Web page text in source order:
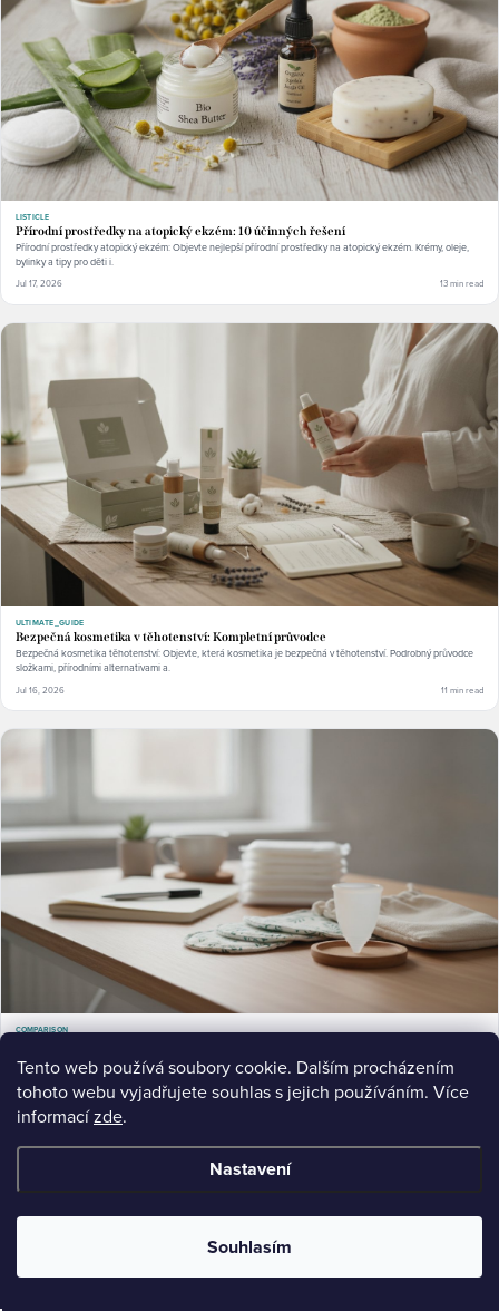
Tento web používá soubory cookie. Dalším procházením
tohoto webu vyjadřujete souhlas s jejich používáním. Více
informacízde.
Nastavení
Souhlasím
LISTICLE
Přírodní prostředky na atopický ekzém: 10 účinných řešení
Přírodní prostředky atopický ekzém: Objevte nejlepší přírodní prostředky na atopický ekzém. Krémy, oleje,
bylinky a tipy pro děti i.
Jul 17, 2026 13 min read
ULTIMATE_GUIDE
Bezpečná kosmetika v těhotenství: Kompletní průvodce
Bezpečná kosmetika těhotenství: Objevte, která kosmetika je bezpečná v těhotenství. Podrobný průvodce
složkami, přírodními alternativami a.
Jul 16, 2026 11 min read
COMPARISON
Menstruační kalíšek místo vložek: Zjistěte výhody, údržbu a jak vybrat správný. Srovnění s látkovými vložkami
a praktické rady.
Jul 15, 2026 9 min read